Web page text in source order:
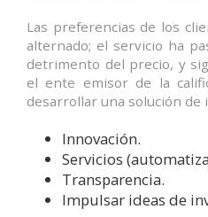
Las preferencias de los
alternado; el servicio ha
detrimento del precio, y
el ente emisor de la
desarrollar una solución de
Innovación.
Servicios
Transparencia.
Impulsar ideas de